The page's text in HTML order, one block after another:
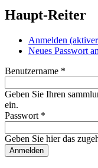
Haupt-Reiter
Anmelden
Neues Passwort
Benutzername *
Geben Sie Ihren
ein.
Passwort *
Geben Sie hier das